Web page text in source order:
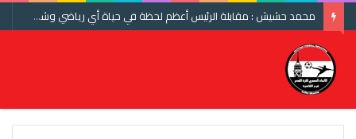
محمد حشيش : مقابلة الرئيس أعظم لحظة في حياة أي رياضي وشكرا اتحاد الكرة ومنتخب مصر